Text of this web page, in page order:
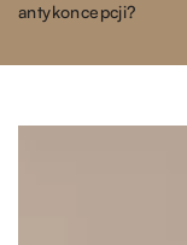
antykoncepcji?